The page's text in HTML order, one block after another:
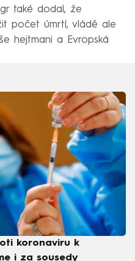
také dodal, že
počet úmrtí, vládě ale
hejtmani a Evropská
koronaviru k
i za sousedy